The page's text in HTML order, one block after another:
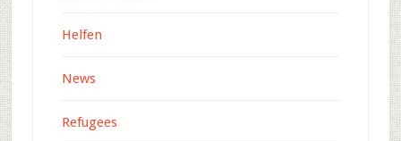
Helfen
News
Refugees